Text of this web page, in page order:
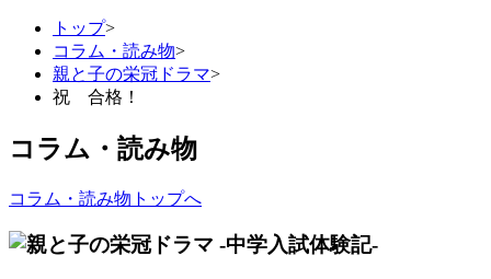
トップ>
コラム・読み物>
親と子の栄冠ドラマ>
祝 合格！
コラム・読み物
コラム・読み物トップへ